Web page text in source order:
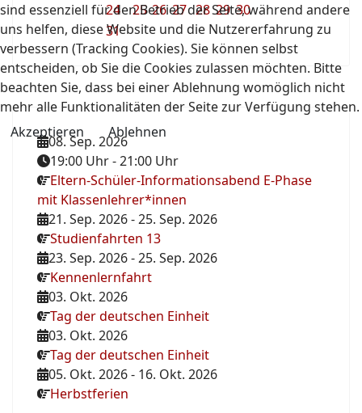
24
25 26 27 28 29 30
31
08. Sep. 2026
19:00 Uhr-21:00 Uhr
Eltern-Schüler-Informationsabend E-Phase
mit Klassenlehrer*innen
21. Sep. 2026-25. Sep. 2026
Studienfahrten 13
23. Sep. 2026-25. Sep. 2026
Kennenlernfahrt
03. Okt. 2026
Tag der deutschen Einheit
03. Okt. 2026
Tag der deutschen Einheit
05. Okt. 2026- 16. Okt. 2026
Herbstferien
sind essenziell für den Betrieb der Seite, während andere
uns helfen, diese Website und die Nutzererfahrung zu
verbessern (Tracking Cookies). Sie können selbst
entscheiden, ob Sie die Cookies zulassen möchten. Bitte
beachten Sie, dass bei einer Ablehnung womöglich nicht
mehr alle Funktionalitäten der Seite zur Verfügung stehen.
Akzeptieren
Ablehnen